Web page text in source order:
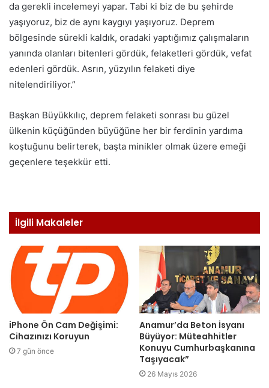
da gerekli incelemeyi yapar. Tabi ki biz de bu şehirde
yaşıyoruz, biz de aynı kaygıyı yaşıyoruz. Deprem
bölgesinde sürekli kaldık, oradaki yaptığımız çalışmaların
yanında olanları bitenleri gördük, felaketleri gördük, vefat
edenleri gördük. Asrın, yüzyılın felaketi diye
nitelendiriliyor.”
Başkan Büyükkılıç, deprem felaketi sonrası bu güzel
ülkenin küçüğünden büyüğüne her bir ferdinin yardıma
koştuğunu belirterek, başta minikler olmak üzere emeği
geçenlere teşekkür etti.
İlgili Makaleler
iPhone Ön Cam Değişimi:
Cihazınızı Koruyun
7 gün önce
Anamur’da Beton İsyanı
Büyüyor: Müteahhitler
Konuyu Cumhurbaşkanına
Taşıyacak”
26 Mayıs 2026